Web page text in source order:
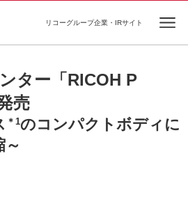
リコーグループ企業・IRサイト
ター「RICOH P
売
＊1のコンパクトボディに
～